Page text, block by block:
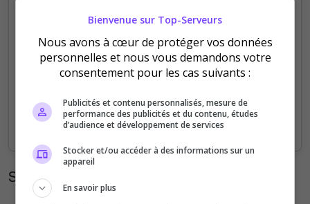
1
01/08 02/08 05/08
Votes Clics
Statistiques mensuelles
Bienvenue sur Top-Serveurs
Nous avons à cœur de protéger vos données
personnelles et nous vous demandons votre
consentement pour les cas suivants :
Publicités et contenu personnalisés, mesure de
performance des publicités et du contenu, études
d’audience et développement de services
Stocker et/ou accéder à des informations sur un
appareil
En savoir plus